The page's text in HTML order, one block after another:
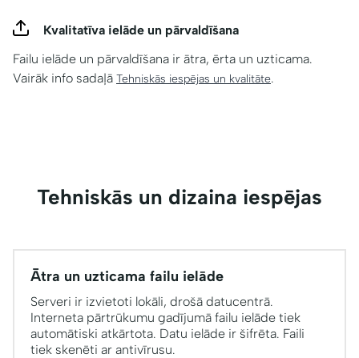
Kvalitatīva ielāde un pārvaldīšana
Failu ielāde un pārvaldīšana ir ātra, ērta un uzticama.
Vairāk info sadaļā Tehniskās iespējas un kvalitāte.
Tehniskās un dizaina iespējas
Ātra un uzticama failu ielāde
Serveri ir izvietoti lokāli, drošā datucentrā.
Interneta pārtrūkumu gadījumā failu ielāde tiek
automātiski atkārtota. Datu ielāde ir šifrēta. Faili
tiek skenēti ar antivīrusu.